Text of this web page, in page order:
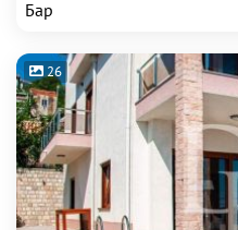
Бар
26